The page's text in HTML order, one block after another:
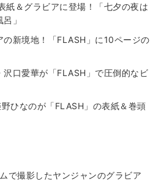
紙＆グラビアに登場！「七夕の夜は
」
新境地！「FLASH」に10ページの
口愛華が「FLASH」で圧倒的なビ
ひなのが「FLASH」の表紙＆巻頭
で撮影したヤンジャンのグラビア